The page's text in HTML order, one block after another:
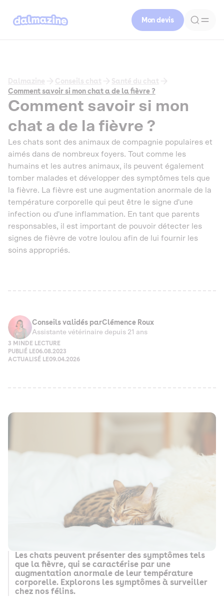
Mon devis
Dalmazine Conseils chat
Santé du chat
Comment savoir si mon chat a de la fièvre ?
Comment savoir si mon
chat a de la fièvre ?
Les chats sont des animaux de compagnie populaires et
aimés dans de nombreux foyers. Tout comme les
humains et les autres animaux, ils peuvent également
tomber malades et développer des symptômes tels que
la fièvre. La fièvre est une augmentation anormale de la
température corporelle qui peut être le signe d'une
infection ou d'une inflammation. En tant que parents
responsables, il est important de pouvoir détecter les
signes de fièvre de votre loulou afin de lui fournir les
soins appropriés.
Conseils validés parClémence Roux
Assistante vétérinaire depuis 21 ans
3 MIN DE LECTURE
PUBLIÉ LE06.08.2023
ACTUALISÉ LE09.04.2026
Les chats peuvent présenter des symptômes tels
que la fièvre, qui se caractérise par une
augmentation anormale de leur température
corporelle. Explorons les symptômes à surveiller
chez nos félins.